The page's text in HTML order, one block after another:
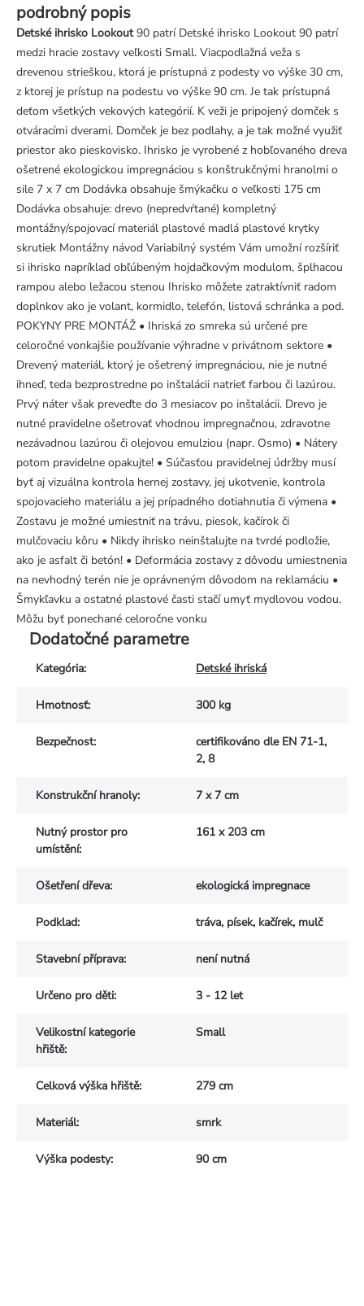
podrobný popis
Detské ihrisko Lookout90 patrí Detské ihrisko Lookout 90 patrí
medzi hracie zostavy veľkosti Small. Viacpodlažná veža s
drevenou strieškou, ktorá je prístupná z podesty vo výške 30 cm,
z ktorej je prístup na podestu vo výške 90 cm. Je tak prístupná
deťom všetkých vekových kategórií. K veži je pripojený domček s
otváracími dverami. Domček je bez podlahy, a je tak možné využiť
priestor ako pieskovisko. Ihrisko je vyrobené z hobľovaného dreva
ošetrené ekologickou impregnáciou s konštrukčnými hranolmi o
sile 7 x 7 cm Dodávka obsahuje šmýkačku o veľkosti 175 cm
Dodávka obsahuje: drevo (nepredvŕtané) kompletný
montážny/spojovací materiál plastové madlá plastové krytky
skrutiek Montážny návod Variabilný systém Vám umožní rozšíriť
si ihrisko napríklad obľúbeným hojdačkovým modulom, šplhacou
rampou alebo ležacou stenou Ihrisko môžete zatraktívniť radom
doplnkov ako je volant, kormidlo, telefón, listová schránka a pod.
POKYNY PRE MONTÁŽ • Ihriská zo smreka sú určené pre
celoročné vonkajšie používanie výhradne v privátnom sektore •
Drevený materiál, ktorý je ošetrený impregnáciou, nie je nutné
ihneď, teda bezprostredne po inštalácii natrieť farbou či lazúrou.
Prvý náter však preveďte do 3 mesiacov po inštalácii. Drevo je
nutné pravidelne ošetrovať vhodnou impregnačnou, zdravotne
nezávadnou lazúrou či olejovou emulziou (napr. Osmo) • Nátery
potom pravidelne opakujte! • Súčasťou pravidelnej údržby musí
byť aj vizuálna kontrola hernej zostavy, jej ukotvenie, kontrola
spojovacieho materiálu a jej prípadného dotiahnutia či výmena •
Zostavu je možné umiestniť na trávu, piesok, kačírok či
mulčovaciu kôru • Nikdy ihrisko neinštalujte na tvrdé podložie,
ako je asfalt či betón! • Deformácia zostavy z dôvodu umiestnenia
na nevhodný terén nie je oprávneným dôvodom na reklamáciu •
Šmykľavku a ostatné plastové časti stačí umyť mydlovou vodou.
Môžu byť ponechané celoročne vonku
Dodatočné parametre
Kategória: Detské ihriská
Hmotnosť: 300 kg
Bezpečnost:
certifikováno dle EN 71-1,
2, 8
Konstrukční hranoly: 7 x 7 cm
Nutný prostor pro
umístění:
161 x 203 cm
Ošetření dřeva: ekologická impregnace
Podklad: tráva, písek, kačírek, mulč
Stavební příprava: není nutná
Určeno pro děti: 3 - 12 let
Velikostní kategorie
hřiště:
Small
Celková výška hřiště: 279 cm
Materiál: smrk
Výška podesty: 90 cm